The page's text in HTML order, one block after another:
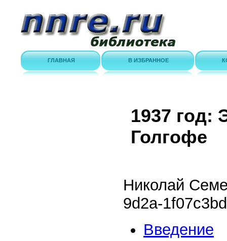
ГЛАВНАЯ В ИЗБРАННОЕ
1937 год:
Голгофе
Николай
9d2a-
Введение